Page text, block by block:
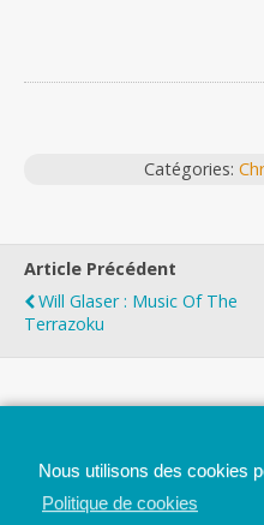
Catégories:
Article Précédent
Will Glaser : Music Of The
Terrazoku
Nous utilisons des cookies
Politique de cookies